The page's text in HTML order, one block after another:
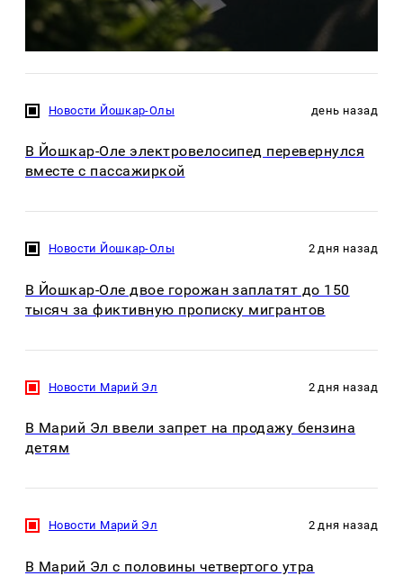
Новости Йошкар-Олы день назад
В Йошкар-Оле электровелосипед перевернулся
вместе с пассажиркой
Новости Йошкар-Олы 2 дня назад
В Йошкар-Оле двое горожан заплатят до 150
тысяч за фиктивную прописку мигрантов
Новости Марий Эл 2 дня назад
В Марий Эл ввели запрет на продажу бензина
детям
Новости Марий Эл 2 дня назад
В Марий Эл с половины четвертого утра